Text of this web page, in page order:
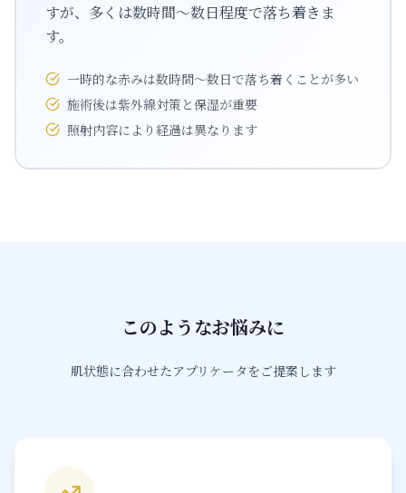
すが、多くは数時間〜数日程度で落ち着きま
す。
一時的な赤みは数時間〜数日で落ち着くことが多い
施術後は紫外線対策と保湿が重要
照射内容により経過は異なります
このようなお悩みに
肌状態に合わせたアプリケータをご提案します